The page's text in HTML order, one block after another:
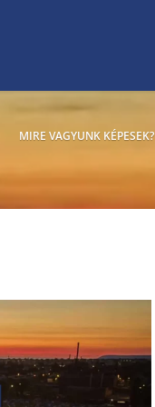
MIRE VAGYUNK KÉPESEK?